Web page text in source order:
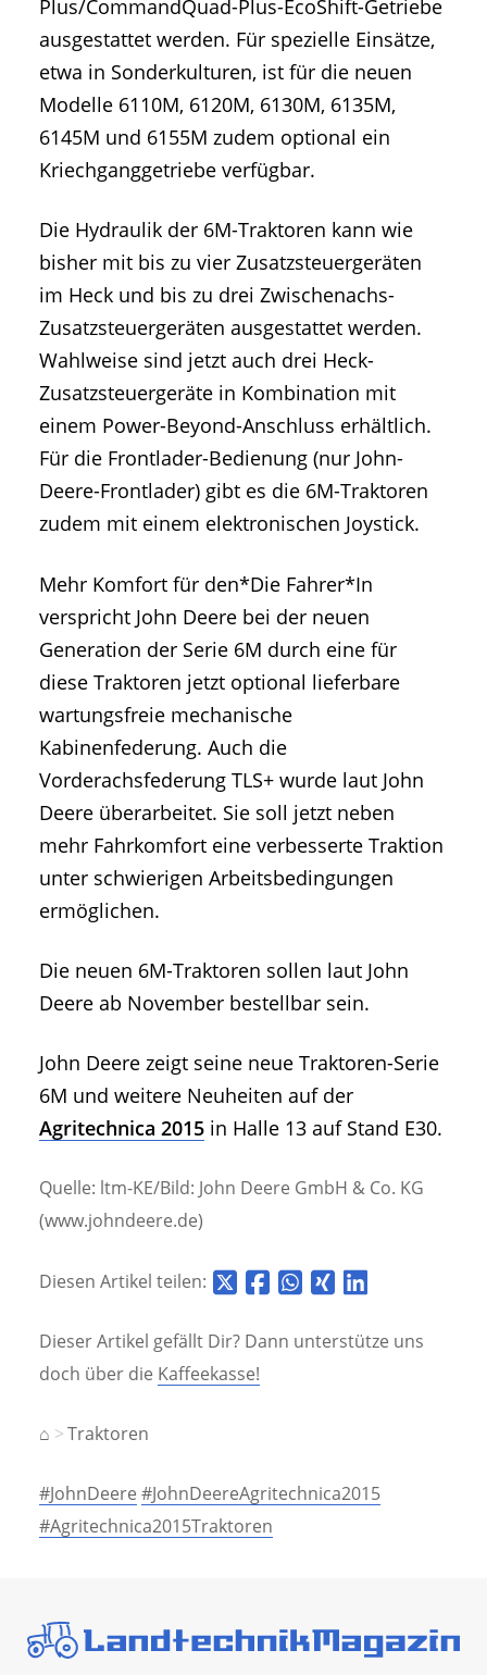
Plus/CommandQuad-Plus-EcoShift-Getriebe
ausgestattet werden. Für spezielle Einsätze,
etwa in Sonderkulturen, ist für die neuen
Modelle 6110M, 6120M, 6130M, 6135M,
6145M und 6155M zudem optional ein
Kriechganggetriebe verfügbar.
Die Hydraulik der 6M-Traktoren kann wie
bisher mit bis zu vier Zusatzsteuergeräten
im Heck und bis zu drei Zwischenachs-
Zusatzsteuergeräten ausgestattet werden.
Wahlweise sind jetzt auch drei Heck-
Zusatzsteuergeräte in Kombination mit
einem Power-Beyond-Anschluss erhältlich.
Für die Frontlader-Bedienung (nur John-
Deere-Frontlader) gibt es die 6M-Traktoren
zudem mit einem elektronischen Joystick.
Mehr Komfort für den*Die Fahrer*In
verspricht John Deere bei der neuen
Generation der Serie 6M durch eine für
diese Traktoren jetzt optional lieferbare
wartungsfreie mechanische
Kabinenfederung. Auch die
Vorderachsfederung TLS+ wurde laut John
Deere überarbeitet. Sie soll jetzt neben
mehr Fahrkomfort eine verbesserte Traktion
unter schwierigen Arbeitsbedingungen
ermöglichen.
Die neuen 6M-Traktoren sollen laut John
Deere ab November bestellbar sein.
John Deere zeigt seine neue Traktoren-Serie
6M und weitere Neuheiten auf der
Agritechnica 2015 in Halle 13 auf Stand E30.
Quelle: ltm-KE/Bild: John Deere GmbH & Co. KG
(www.johndeere.de)
Diesen Artikel teilen:
Dieser Artikel gefällt Dir? Dann unterstütze uns
doch über die Kaffeekasse!
⌂ Traktoren
#JohnDeere #JohnDeereAgritechnica2015
#Agritechnica2015Traktoren